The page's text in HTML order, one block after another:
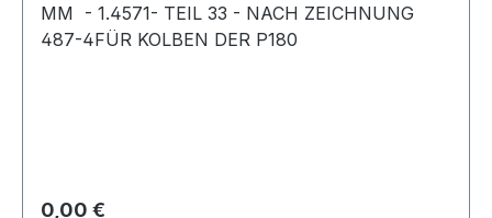
MM - 1.4571- TEIL 33 - NACH ZEICHNUNG
487-4FÜR KOLBEN DER P180
Regulärer Preis:
0,00 €